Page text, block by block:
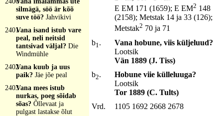
silmägä, söö är kõõ
suve töö? Jahvikivi
2401Vana isand istub vare
peal, neli neitsid
tantsivad väljal? Die
Windmühle
2402Vana kuub ja uus
paik? Jäe jõe peal
2403Vana mees istub
nurkas, poeg sõidab
sõas? Õllevaat ja
pulgast lastakse õlut
E EM 171 (1659); E EM2 148
(2158); Metstak 14 ja 33 (126);
Metstak2 70 ja 71
b1.
Vana hobune, viis küljeluud?
Lootsik
Vän 1889 (J. Tiss)
b2.
Hobune viie külleluuga?
Lootsik
Tor 1889 (C. Tults)
Vrd.
1105 1692 2668 2678